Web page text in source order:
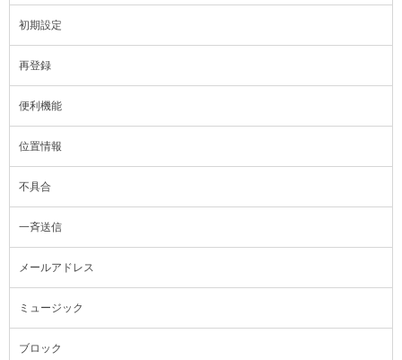
初期設定
再登録
便利機能
位置情報
不具合
一斉送信
メールアドレス
ミュージック
ブロック